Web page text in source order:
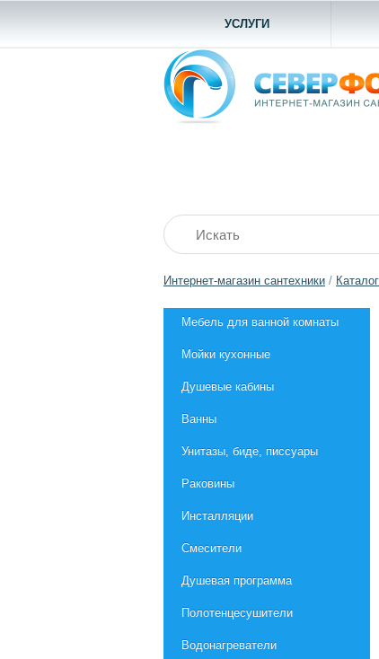
УСЛУГИ
Интернет-магазин сантехники /
Мебель для ванной комнаты
Мойки кухонные
Душевые кабины
Ванны
Унитазы, биде, писсуары
Раковины
Инсталляции
Смесители
Душевая программа
Полотенцесушители
Водонагреватели